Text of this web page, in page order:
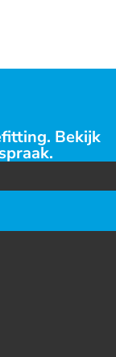
Bekijk